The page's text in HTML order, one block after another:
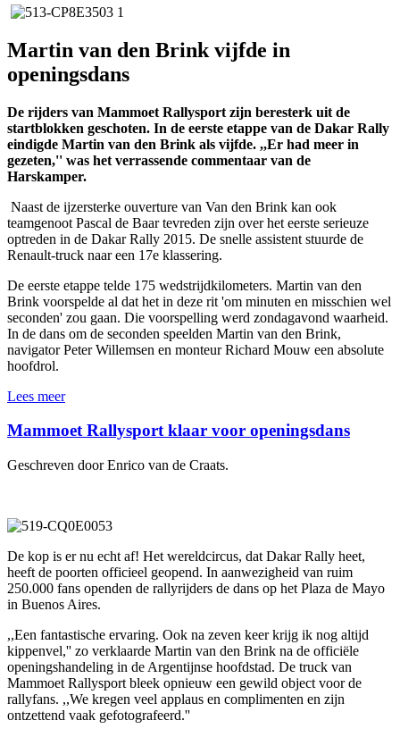
Martin van den Brink vijfde in
openingsdans
De rijders van Mammoet Rallysport zijn beresterk uit de
startblokken geschoten. In de eerste etappe van de Dakar Rally
eindigde Martin van den Brink als vijfde. ,,Er had meer in
gezeten,'' was het verrassende commentaar van de
Harskamper.
Naast de ijzersterke ouverture van Van den Brink kan ook
teamgenoot Pascal de Baar tevreden zijn over het eerste serieuze
optreden in de Dakar Rally 2015. De snelle assistent stuurde de
Renault-truck naar een 17e klassering.
De eerste etappe telde 175 wedstrijdkilometers. Martin van den
Brink voorspelde al dat het in deze rit 'om minuten en misschien wel
seconden' zou gaan. Die voorspelling werd zondagavond waarheid.
In de dans om de seconden speelden Martin van den Brink,
navigator Peter Willemsen en monteur Richard Mouw een absolute
hoofdrol.
Lees meer
Mammoet Rallysport klaar voor openingsdans
Geschreven door Enrico van de Craats.
De kop is er nu echt af! Het wereldcircus, dat Dakar Rally heet,
heeft de poorten officieel geopend. In aanwezigheid van ruim
250.000 fans openden de rallyrijders de dans op het Plaza de Mayo
in Buenos Aires.
,,Een fantastische ervaring. Ook na zeven keer krijg ik nog altijd
kippenvel,'' zo verklaarde Martin van den Brink na de officiële
openingshandeling in de Argentijnse hoofdstad. De truck van
Mammoet Rallysport bleek opnieuw een gewild object voor de
rallyfans. ,,We kregen veel applaus en complimenten en zijn
ontzettend vaak gefotografeerd.''